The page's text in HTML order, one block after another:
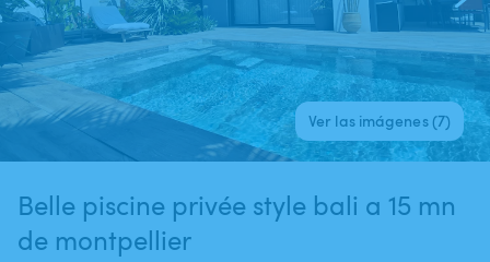
Ver las imágenes (7)
Belle piscine privée style bali a 15 mn
de montpellier